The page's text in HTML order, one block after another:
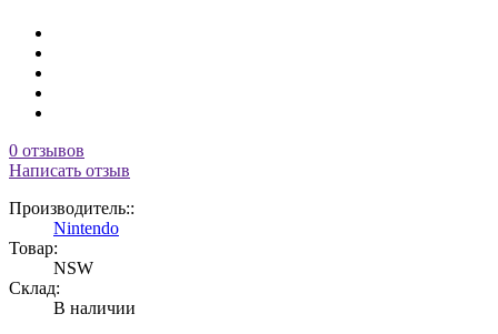
0 отзывов
Написать отзыв
Производитель::
Nintendo
Товар:
NSW
Склад:
В наличии